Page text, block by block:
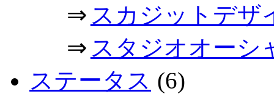
⇒ スカジットデザ
⇒ スタジオオーシ
ステータス (6)